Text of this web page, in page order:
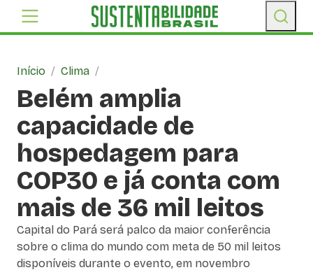
Início / Clima /
Belém amplia
capacidade de
hospedagem para
COP30 e já conta com
mais de 36 mil leitos
Capital do Pará será palco da maior conferência
sobre o clima do mundo com meta de 50 mil leitos
disponíveis durante o evento, em novembro